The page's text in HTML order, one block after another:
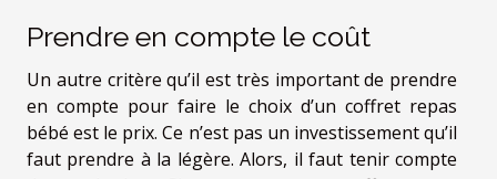
Prendre en compte le coût
Un autre critère qu’il est très important de prendre
en compte pour faire le choix d’un coffret repas
bébé est le prix. Ce n’est pas un investissement qu’il
faut prendre à la légère. Alors, il faut tenir compte